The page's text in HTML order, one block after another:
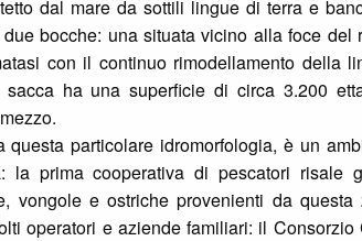
dal mare da sottili lingue di terra e
bocche: una situata vicino alla foce del
con il continuo rimodellamento della
ha una superficie di circa 3.200
particolare idromorfologia, è un
la prima cooperativa di pescatori risale
vongole e ostriche provenienti da
operatori e aziende familiari: il Consorzio